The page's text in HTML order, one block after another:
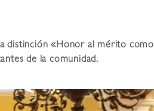
distinción «Honor al mérito como
de la comunidad.